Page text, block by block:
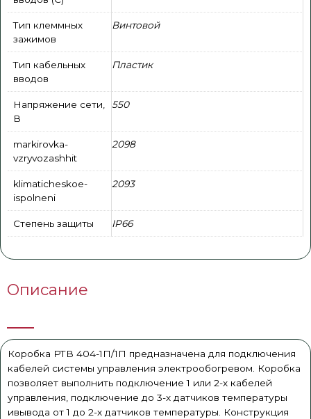
Тип клеммных
зажимов
Винтовой
Тип кабельных
вводов
Пластик
Напряжение сети,
В
550
markirovka-
vzryvozashhit
2098
klimaticheskoe-
ispolneni
2093
Степень защиты IP66
Описание
Коробка РТВ 404-1П/1П предназначена для подключения
кабелей системы управления электрообогревом. Коробка
позволяет выполнить подключение 1 или 2-х кабелей
управления, подключение до 3-х датчиков температуры
ивывода от 1 до 2-х датчиков температуры. Конструкция